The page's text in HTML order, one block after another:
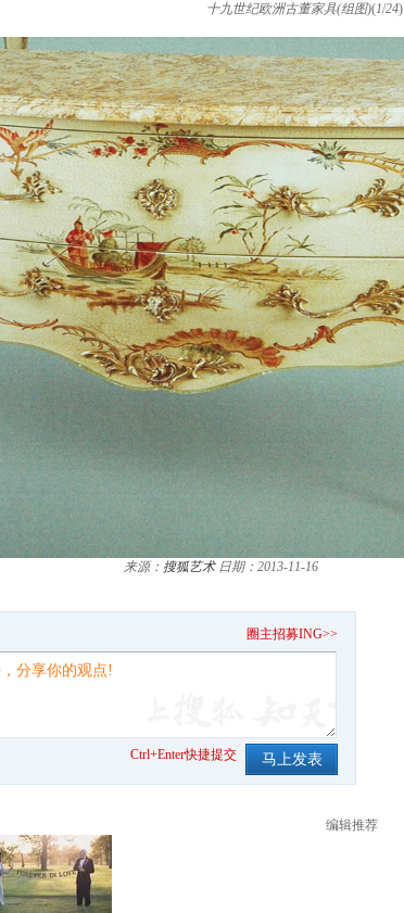
十九世纪欧洲古董家具(组图)(1/24)
来源： 搜狐艺术 日期：2013-11-16
圈主招募ING>>
Ctrl+Enter快捷提交
编辑推荐